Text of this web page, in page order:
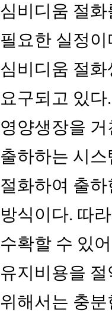
심비디움 절
필요한 실정이
심비디움 절
요구되고 있
영양생장을
출하하는 시
절화하여 출
방식이다. 따
수확할 수 있
유지비용을
위해서는 충